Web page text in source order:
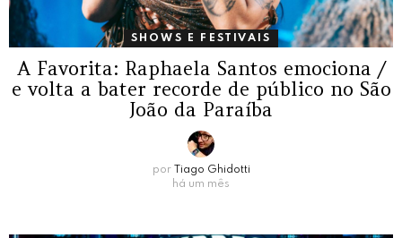
SHOWS E FESTIVAIS
A Favorita: Raphaela Santos emociona /
e volta a bater recorde de público no São
João da Paraíba
por
Tiago Ghidotti
há um mês